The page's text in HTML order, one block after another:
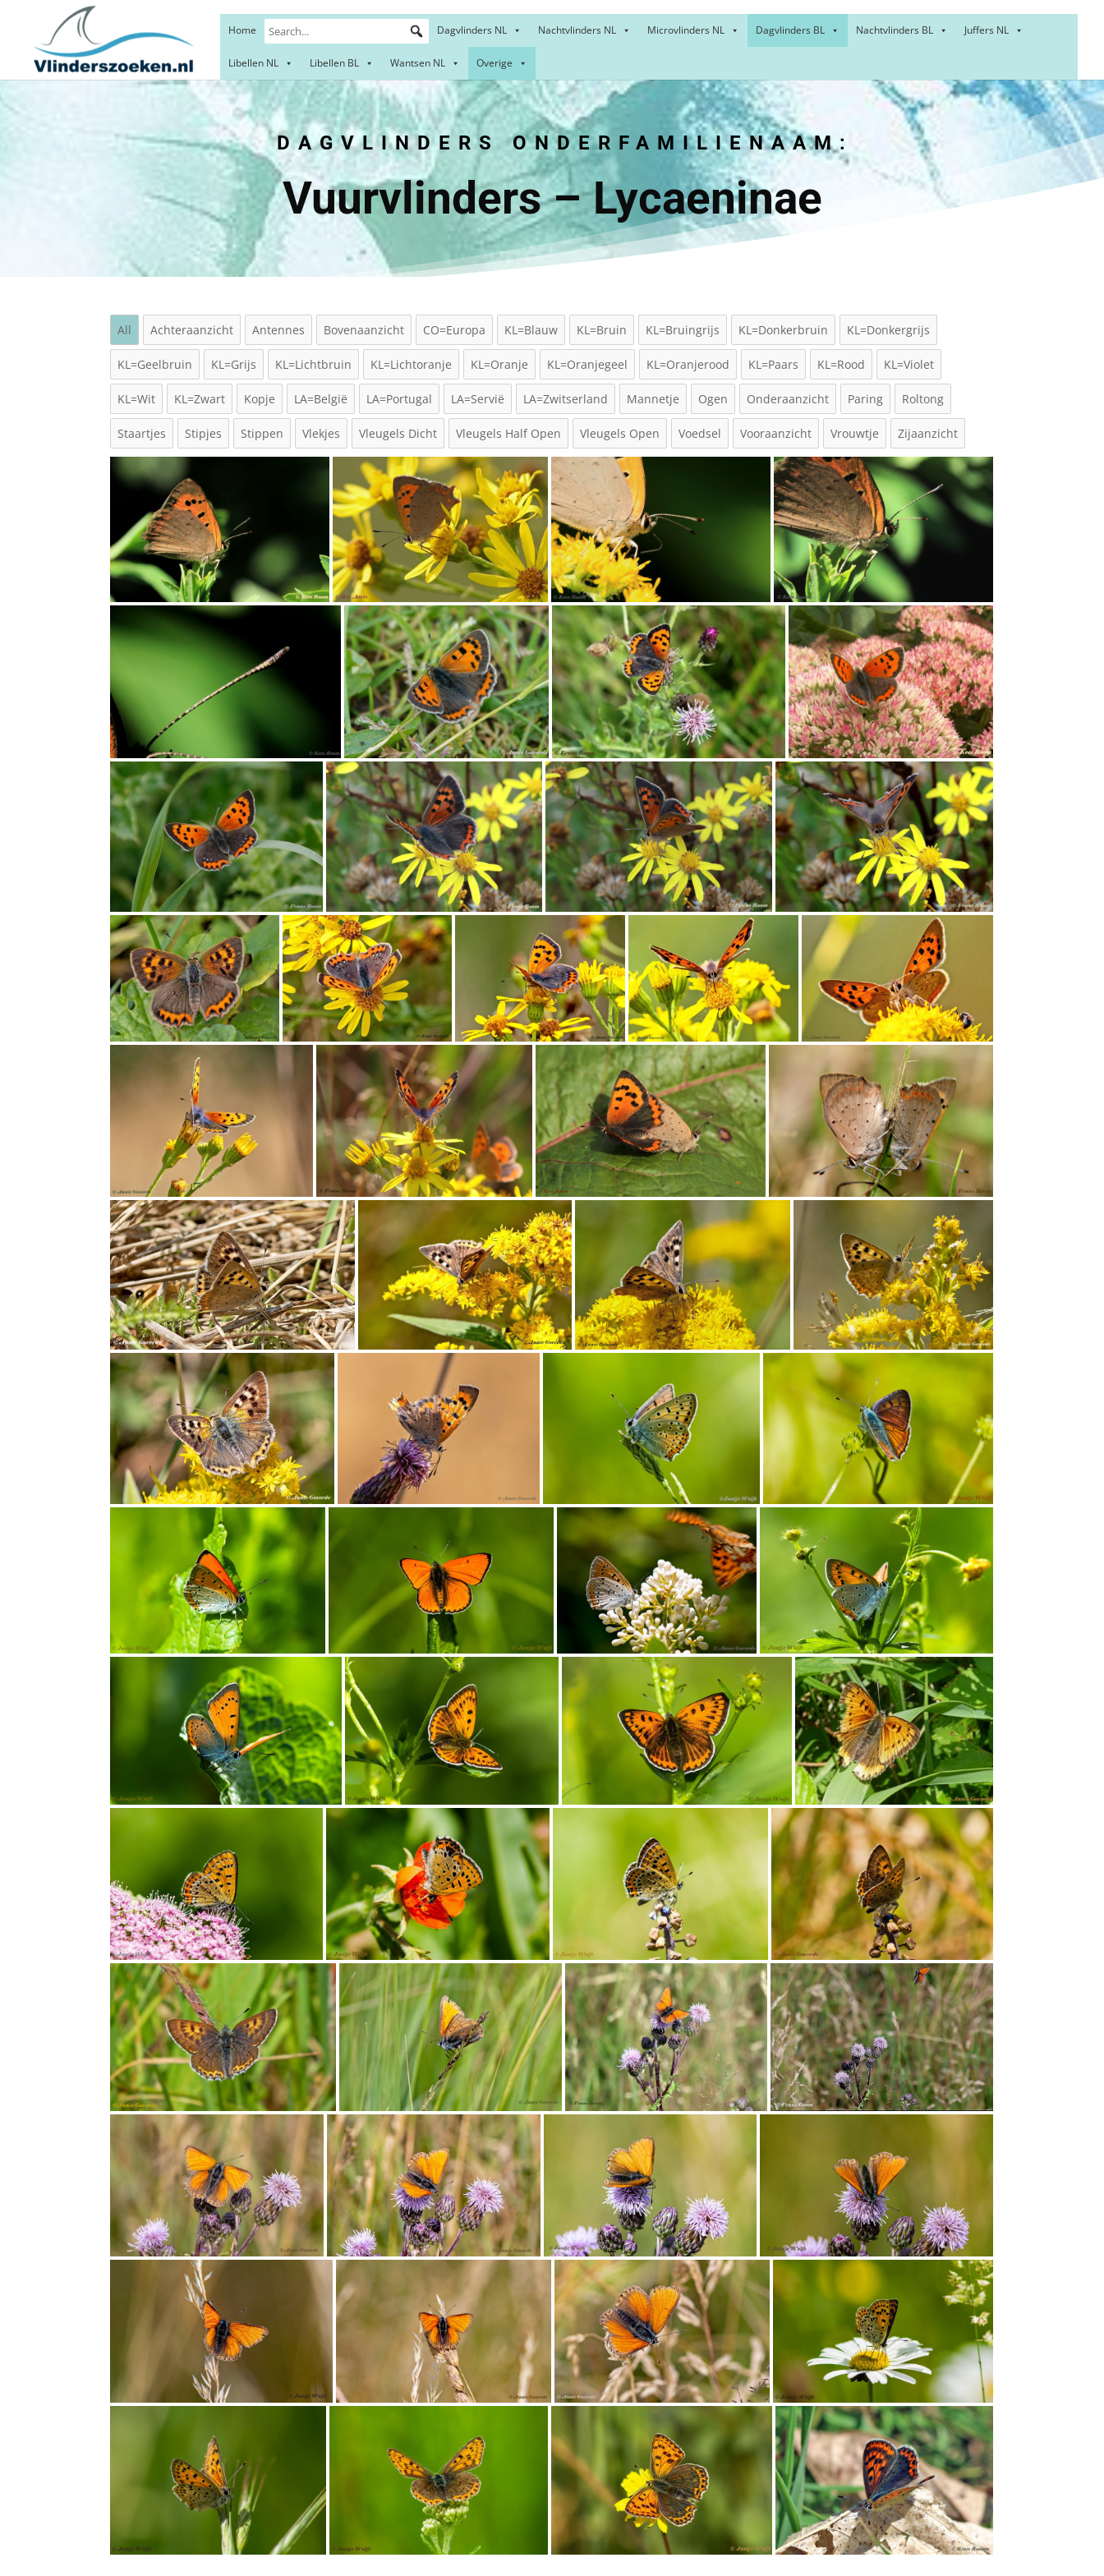
Home Dagvlinders NL Nachtvlinders NL Microvlinders NL Dagvlinders BL Nachtvlinders BL Juffers NL
Libellen NL Libellen BL Wantsen NL Overige
DAGVLINDERS ONDERFAMILIENAAM:
Vuurvlinders – Lycaeninae
All Achteraanzicht Antennes Bovenaanzicht CO=Europa KL=Blauw KL=Bruin KL=Bruingrijs KL=Donkerbruin KL=Donkergrijs
KL=Geelbruin KL=Grijs KL=Lichtbruin KL=Lichtoranje KL=Oranje KL=Oranjegeel KL=Oranjerood KL=Paars KL=Rood KL=Violet
KL=Wit KL=Zwart Kopje LA=België LA=Portugal LA=Servië LA=Zwitserland Mannetje Ogen Onderaanzicht Paring Roltong
Staartjes Stipjes Stippen Vlekjes Vleugels Dicht Vleugels Half Open Vleugels Open Voedsel Vooraanzicht Vrouwtje Zijaanzicht